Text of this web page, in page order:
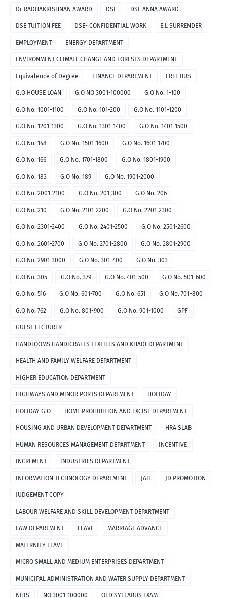
Dr RADHAKRISHNAN AWARD DSE DSE ANNA AWARD
DSE TUITION FEE DSE- CONFIDENTIAL WORK E.L SURRENDER
EMPLOYMENT ENERGY DEPARTMENT
ENVIRONMENT CLIMATE CHANGE AND FORESTS DEPARTMENT
Equivalence of Degree FINANCE DEPARTMENT FREE BUS
G.O HOUSE LOAN G.O NO 3001-100000 G.O No. 1-100
G.O No. 1001-1100 G.O No. 101-200 G.O No. 1101-1200
G.O No. 1201-1300 G.O No. 1301-1400 G.O No. 1401-1500
G.O No. 148 G.O No. 1501-1600 G.O No. 1601-1700
G.O No. 166 G.O No. 1701-1800 G.O No. 1801-1900
G.O No. 183 G.O No. 189 G.O No. 1901-2000
G.O No. 2001-2100 G.O No. 201-300 G.O No. 206
G.O No. 210 G.O No. 2101-2200 G.O No. 2201-2300
G.O No. 2301-2400 G.O No. 2401-2500 G.O No. 2501-2600
G.O No. 2601-2700 G.O No. 2701-2800 G.O No. 2801-2900
G.O No. 2901-3000 G.O No. 301-400 G.O No. 303
G.O No. 305 G.O No. 379 G.O No. 401-500 G.O No. 501-600
G.O No. 516 G.O No. 601-700 G.O No. 651 G.O No. 701-800
G.O No. 762 G.O No. 801-900 G.O No. 901-1000 GPF
GUEST LECTURER
HANDLOOMS HANDICRAFTS TEXTILES AND KHADI DEPARTMENT
HEALTH AND FAMILY WELFARE DEPARTMENT
HIGHER EDUCATION DEPARTMENT
HIGHWAYS AND MINOR PORTS DEPARTMENT HOLIDAY
HOLIDAY G.O HOME PROHIBITION AND EXCISE DEPARTMENT
HOUSING AND URBAN DEVELOPMENT DEPARTMENT HRA SLAB
HUMAN RESOURCES MANAGEMENT DEPARTMENT INCENTIVE
INCREMENT INDUSTRIES DEPARTMENT
INFORMATION TECHNOLOGY DEPARTMENT JAIL JD PROMOTION
JUDGEMENT COPY
LABOUR WELFARE AND SKILL DEVELOPMENT DEPARTMENT
LAW DEPARTMENT LEAVE MARRIAGE ADVANCE
MATERNITY LEAVE
MICRO SMALL AND MEDIUM ENTERPRISES DEPARTMENT
MUNICIPAL ADMINISTRATION AND WATER SUPPLY DEPARTMENT
NHIS NO 3001-100000 OLD SYLLABUS EXAM